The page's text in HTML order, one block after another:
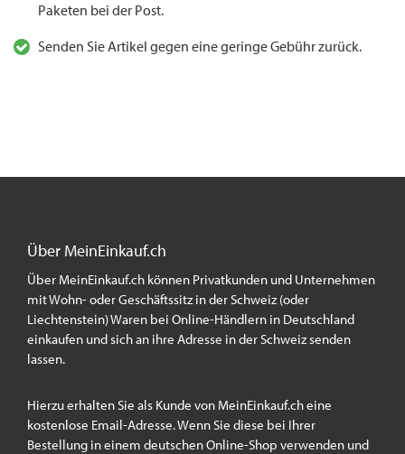
Paketen bei der Post.
Senden Sie Artikel gegen eine geringe Gebühr zurück.
Über MeinEinkauf.ch
Über MeinEinkauf.ch können Privatkunden und Unternehmen
mit Wohn- oder Geschäftssitz in der Schweiz (oder
Liechtenstein) Waren bei Online-Händlern in Deutschland
einkaufen und sich an ihre Adresse in der Schweiz senden
lassen.
Hierzu erhalten Sie als Kunde von MeinEinkauf.ch eine
kostenlose Email-Adresse. Wenn Sie diese bei Ihrer
Bestellung in einem deutschen Online-Shop verwenden und